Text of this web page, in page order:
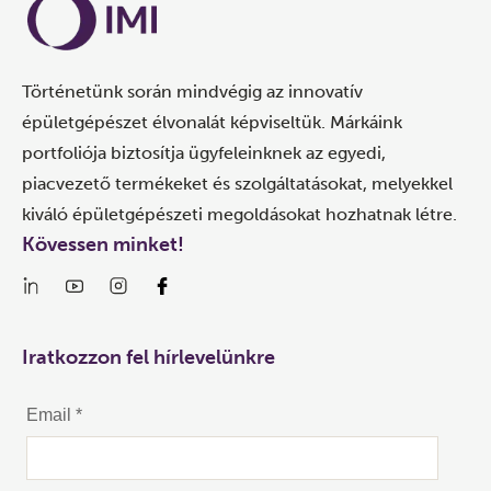
Történetünk során mindvégig az innovatív
épületgépészet élvonalát képviseltük. Márkáink
portfoliója biztosítja ügyfeleinknek az egyedi,
piacvezető termékeket és szolgáltatásokat, melyekkel
kiváló épületgépészeti megoldásokat hozhatnak létre.
Kövessen minket!
Iratkozzon fel hírlevelünkre